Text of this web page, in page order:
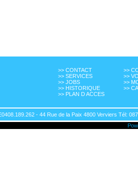
>> CONTACT
>> SERVICES
>> JOBS
>> HISTORIQUE
>> PLAN D ACCES
>>
>>
>>
>>
- 44 Rue de la Paix 4800 Verviers Tél: